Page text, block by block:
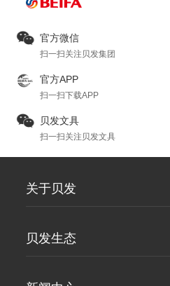
官方微信
扫一扫关注贝发集团
官方APP
扫一扫下载APP
贝发文具
扫一扫关注贝发文具
关于贝发
贝发生态